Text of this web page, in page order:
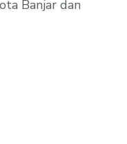
Banjar dan